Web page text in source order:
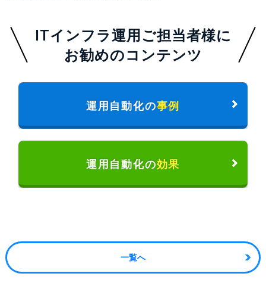
ITインフラ運用ご担当者様に
お勧めのコンテンツ
運用自動化の事例
運用自動化の効果
一覧へ